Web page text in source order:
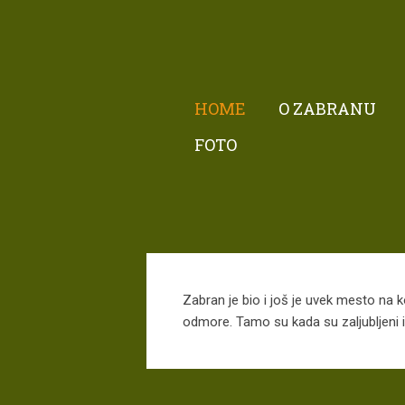
HOME
O ZABRANU
FOTO
Zabran je bio i još je uvek mesto na
odmore. Tamo su kada su zaljubljeni